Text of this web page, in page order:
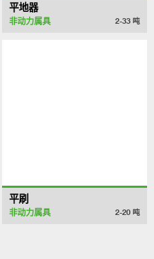
平地器
非动力属具 2-33 吨
平刷
非动力属具 2-20 吨